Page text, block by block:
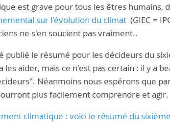
est grave pour tous les êtres humains,
sur l'évolution du climat (GIEC =
ne s'en soucient pas vraiment..
publié le résumé pour les décideurs du
aider, mais ce n'est pas certain : il y a
Néanmoins nous espérons que
plus facilement comprendre et agir.
climatique : voici le résumé du